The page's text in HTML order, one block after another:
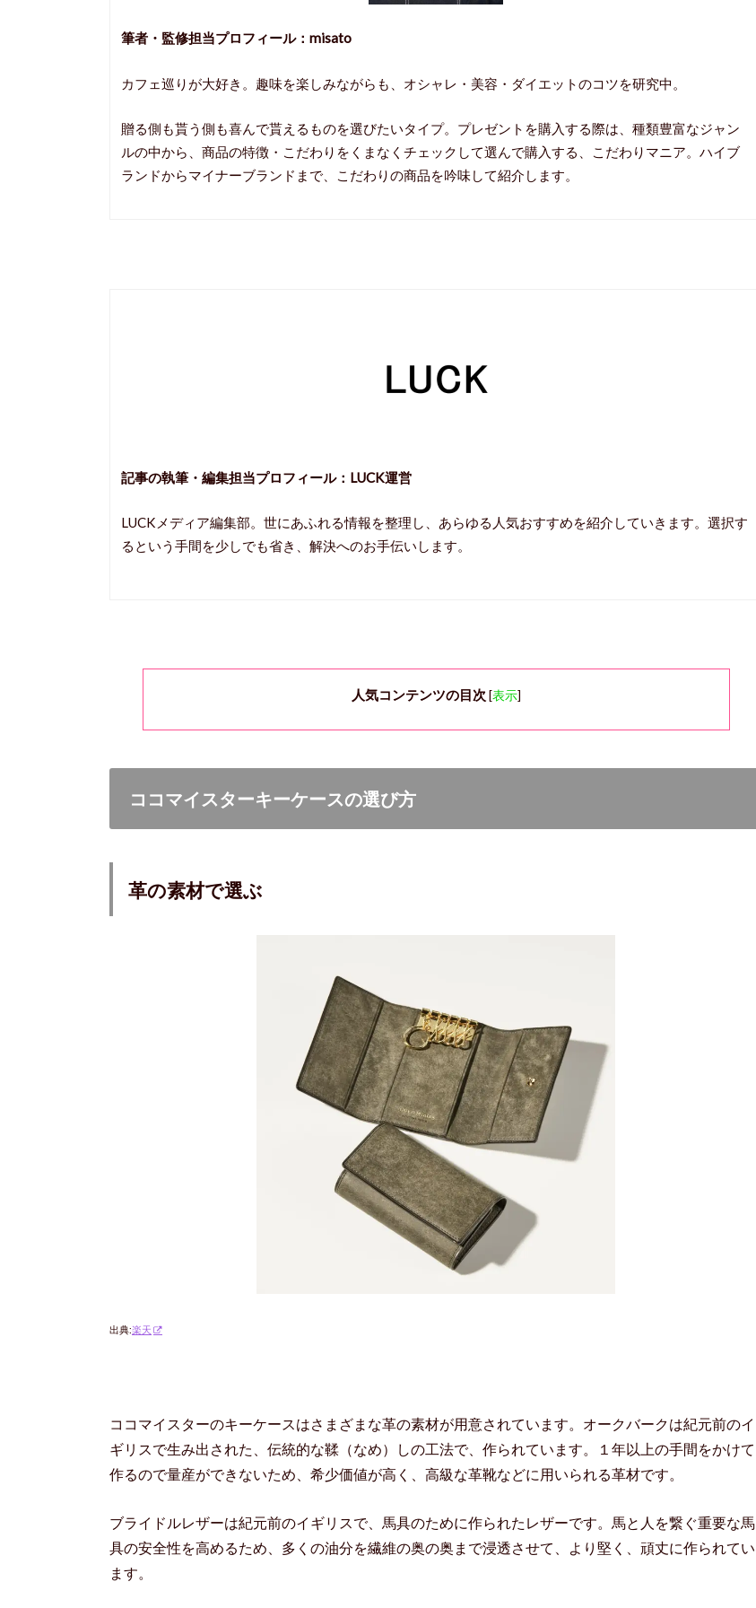
筆者・監修担当プロフィール：misato
カフェ巡りが大好き。趣味を楽しみながらも、オシャレ・美容・ダイエットのコツを研究中。
贈る側も貰う側も喜んで貰えるものを選びたいタイプ。プレゼントを購入する際は、種類豊富なジャン
ルの中から、商品の特徴・こだわりをくまなくチェックして選んで購入する、こだわりマニア。ハイブ
ランドからマイナーブランドまで、こだわりの商品を吟味して紹介します。
記事の執筆・編集担当プロフィール： LUCK運営
LUCKメディア編集部。世にあふれる情報を整理し、あらゆる人気おすすめを紹介していきます。選択す
るという手間を少しでも省き、解決へのお手伝いします。
人気コンテンツの目次 [表示]
ココマイスターキーケースの選び方
革の素材で選ぶ
出典:楽天
ココマイスターのキーケースはさまざまな革の素材が用意されています。オークバークは紀元前のイ
ギリスで生み出された、伝統的な鞣（なめ）しの工法で、作られています。１年以上の手間をかけて
作るので量産ができないため、希少価値が高く、高級な革靴などに用いられる革材です。
ブライドルレザーは紀元前のイギリスで、馬具のために作られたレザーです。馬と人を繋ぐ重要な馬
具の安全性を高めるため、多くの油分を繊維の奥の奥まで浸透させて、より堅く、頑丈に作られてい
ます。